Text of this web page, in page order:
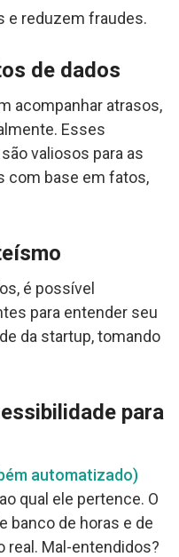
e reduzem fraudes.
de dados
acompanhar atrasos,
Esses
valiosos para as
com base em fatos,
é possível
para entender seu
da startup, tomando
para
automatizado)
qual ele pertence. O
banco de horas e de
Mal-entendidos?